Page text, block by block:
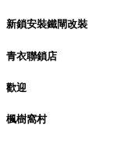
新鎖安裝鐵閘改裝
青衣聯鎖店
歡迎
楓樹窩村